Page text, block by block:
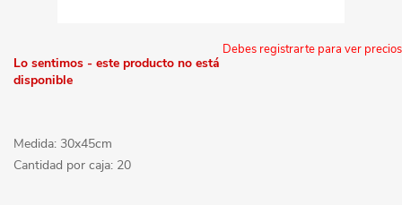
Debes registrarte para ver precios
Lo sentimos - este producto no está
disponible
Medida: 30x45cm
Cantidad por caja: 20